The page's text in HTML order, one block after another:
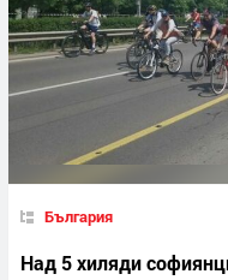
България
Над 5 хиляди